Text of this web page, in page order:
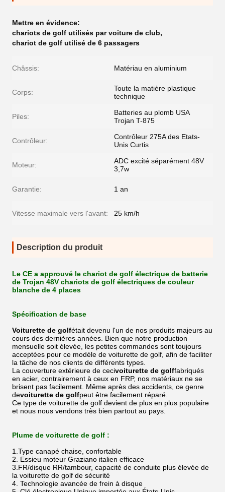
Mettre en évidence:
chariots de golf utilisés par voiture de club,
chariot de golf utilisé de 6 passagers
Châssis: Matériau en aluminium
Corps:
Toute la matière plastique
technique
Piles:
Batteries au plomb USA
Trojan T-875
Contrôleur:
Contrôleur 275A des Etats-
Unis Curtis
Moteur:
ADC excité séparément 48V
3,7w
Garantie: 1 an
Vitesse maximale vers l'avant: 25 km/h
Description du produit
Le CE a approuvé le chariot de golf électrique de batterie
de Trojan 48V chariots de golf électriques de couleur
blanche de 4 places
Spécification de base
Voiturette de golfétait devenu l'un de nos produits majeurs au
cours des dernières années. Bien que notre production
mensuelle soit élevée, les petites commandes sont toujours
acceptées pour ce modèle de voiturette de golf, afin de faciliter
la tâche de nos clients de différents types.
La couverture extérieure de cecivoiturette de golffabriqués
en acier, contrairement à ceux en FRP, nos matériaux ne se
brisent pas facilement. Même après des accidents, ce genre
devoiturette de golfpeut être facilement réparé.
Ce type de voiturette de golf devient de plus en plus populaire
et nous nous vendons très bien partout au pays.
Plume de voiturette de golf :
1.Type canapé chaise, confortable
2. Essieu moteur Graziano italien efficace
3.FR/disque RR/tambour, capacité de conduite plus élevée de
la voiturette de golf de sécurité
4. Technologie avancée de frein à disque